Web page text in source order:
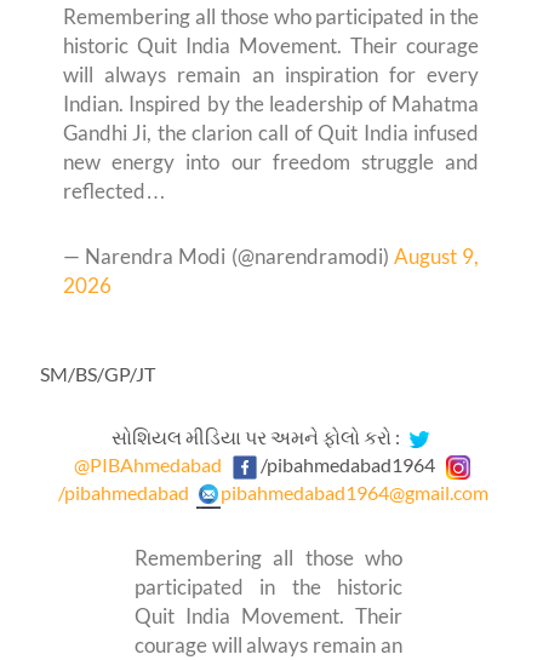
Remembering all those who participated in the
historic Quit India Movement. Their courage
will always remain an inspiration for every
Indian. Inspired by the leadership of Mahatma
Gandhi Ji, the clarion call of Quit India infused
new energy into our freedom struggle and
reflected…
— Narendra Modi (@narendramodi) August 9,
2026
SM/BS/GP/JT
સોશિયલ મીડિયા પર અમને ફોલો કરો :
@PIBAhmedabad
/pibahmedabad1964
/pibahmedabad
pibahmedabad1964@gmail.com
Remembering all those who
participated in the historic
Quit India Movement. Their
courage will always remain an